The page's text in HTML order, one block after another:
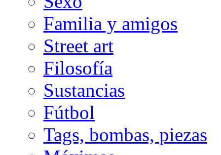
Familia y amigos
Street art
Filosofía
Sustancias
Fútbol
Tags, bombas, piezas